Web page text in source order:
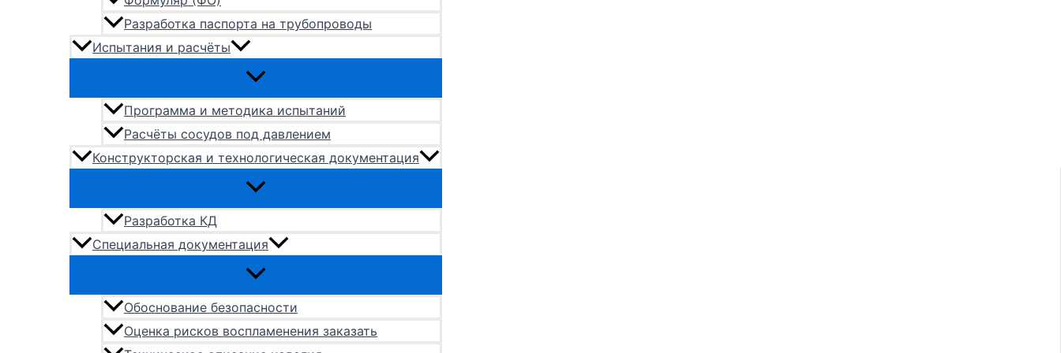
Разработка паспорта на трубопроводы
Испытания и расчёты
Программа и методика испытаний
Расчёты сосудов под давлением
Конструкторская и технологическая документация
Разработка КД
Специальная документация
Обоснование безопасности
Оценка рисков воспламенения заказать